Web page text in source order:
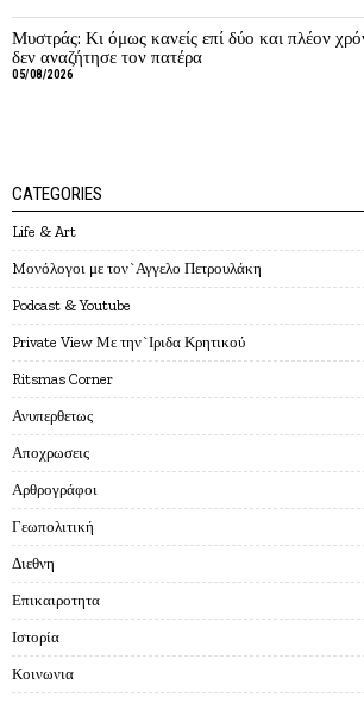
Μυστράς: Κι όμως κανείς επί δύο και πλέον
δεν αναζήτησε τον πατέρα
05/08/2026
CATEGORIES
Life & Art
Mονόλογοι με τον`Αγγελο Πετρουλάκη
Podcast & Youtube
Private View Με την`Ιριδα Κρητικού
Ritsmas Corner
Ανυπερθετως
Αποχρωσεις
Αρθρογράφοι
Γεωπολιτική
Διεθνη
Επικαιροτητα
Ιστορία
Κοινωνια